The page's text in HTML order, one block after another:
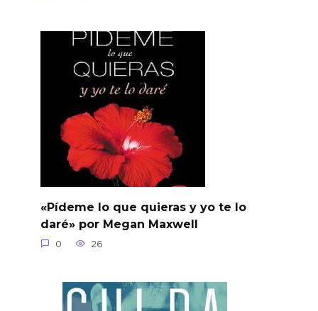
«Pídeme lo que quieras y yo te lo
daré» por Megan Maxwell
0 26